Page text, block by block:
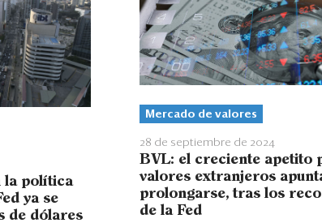
la política
ya se
de dólares
Mercado de valores
28 de septiembre de 2024
BVL: el creciente apetito
valores extranjeros
prolongarse, tras los
de la Fed